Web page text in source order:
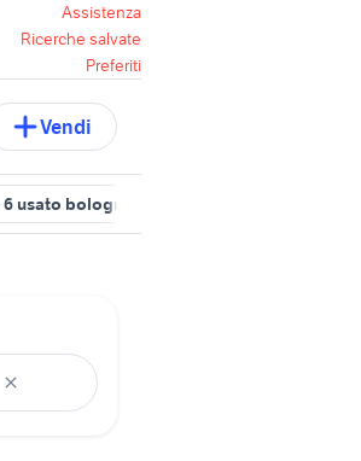
Assistenza
Ricerche salvate
Preferiti
Vendi
usato bologna